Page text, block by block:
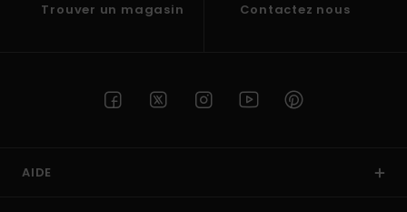
Trouver un magasin Contactez nous
AIDE